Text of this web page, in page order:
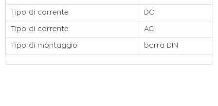
Tipo di corrente DC
Tipo di corrente AC
Tipo di montaggio barra DIN